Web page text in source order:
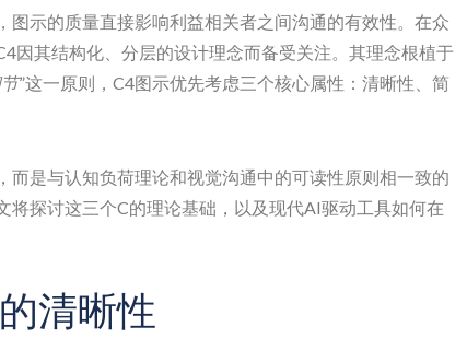
图示的质量直接影响利益相关者之间沟通的有效性。在众
因其结构化、分层的设计理念而备受关注。其理念根植于
”这一原则，C4图示优先考虑三个核心属性：清晰性、简
而是与认知负荷理论和视觉沟通中的可读性原则相一致的
将探讨这三个C的理论基础，以及现代AI驱动工具如何在
清晰性